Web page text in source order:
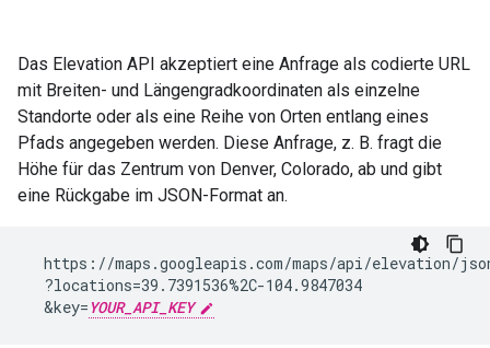
Das Elevation API akzeptiert eine Anfrage als codierte URL
mit Breiten- und Längengradkoordinaten als einzelne
Standorte oder als eine Reihe von Orten entlang eines
Pfads angegeben werden. Diese Anfrage, z. B. fragt die
Höhe für das Zentrum von Denver, Colorado, ab und gibt
eine Rückgabe im JSON-Format an.
https://maps.googleapis.com/maps/api/elevation/
  ?locations=39.7391536%2C-104.9847034
  &key=
YOUR_API_KEY